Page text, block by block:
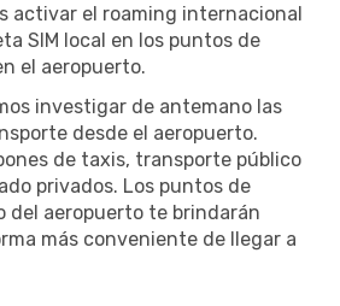
activar el roaming internacional
SIM local en los puntos de
el aeropuerto.
investigar de antemano las
desde el aeropuerto.
de taxis, transporte público
privados. Los puntos de
del aeropuerto te brindarán
más conveniente de llegar a